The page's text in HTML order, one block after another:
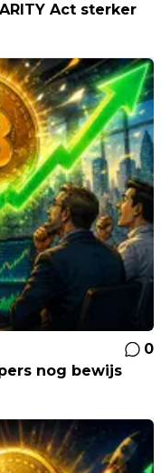
Act sterker
0
nog bewijs